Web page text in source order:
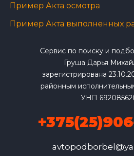
Пример Акта осмотра
Пример Акта выполненных
Сервис по поиску и
Груша Дарья
зарегистрирована
районным
УНП